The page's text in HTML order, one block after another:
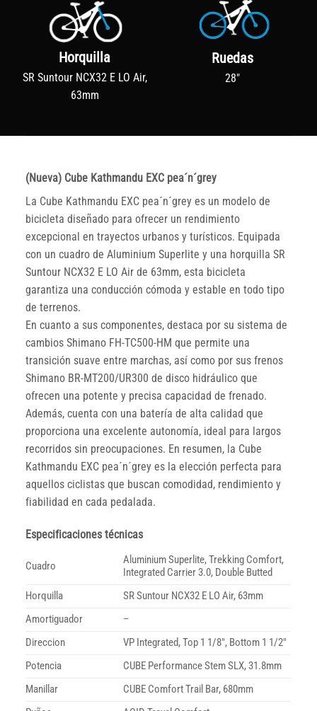
Horquilla
SR Suntour NCX32 E LO Air,
63mm
Ruedas
28"
(Nueva) Cube Kathmandu EXC pea´n´grey
La Cube Kathmandu EXC pea´n´grey es un modelo de
bicicleta diseñado para ofrecer un rendimiento
excepcional en trayectos urbanos y turísticos. Equipada
con un cuadro de Aluminium Superlite y una horquilla SR
Suntour NCX32 E LO Air de 63mm, esta bicicleta
garantiza una conducción cómoda y estable en todo tipo
de terrenos.
En cuanto a sus componentes, destaca por su sistema de
cambios Shimano FH-TC500-HM que permite una
transición suave entre marchas, así como por sus frenos
Shimano BR-MT200/UR300 de disco hidráulico que
ofrecen una potente y precisa capacidad de frenado.
Además, cuenta con una batería de alta calidad que
proporciona una excelente autonomía, ideal para largos
recorridos sin preocupaciones. En resumen, la Cube
Kathmandu EXC pea´n´grey es la elección perfecta para
aquellos ciclistas que buscan comodidad, rendimiento y
fiabilidad en cada pedalada.
Especificaciones técnicas
Cuadro
Aluminium Superlite, Trekking Comfort,
Integrated Carrier 3.0, Double Butted
Horquilla
SR Suntour NCX32 E LO Air, 63mm
Amortiguador
–
Direccion
VP Integrated, Top 1 1/8″, Bottom 1 1/2″
Potencia
CUBE Performance Stem SLX, 31.8mm
Manillar
CUBE Comfort Trail Bar, 680mm